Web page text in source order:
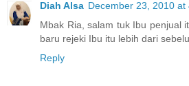
Diah Alsa December 23, 2010 at
Mbak Ria, salam tuk Ibu penjual
baru rejeki Ibu itu lebih dari
Reply